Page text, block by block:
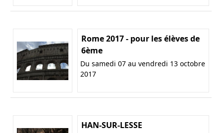
Rome 2017 - pour les élèves de
6ème
Du samedi 07 au vendredi 13 octobre
2017
HAN-SUR-LESSE